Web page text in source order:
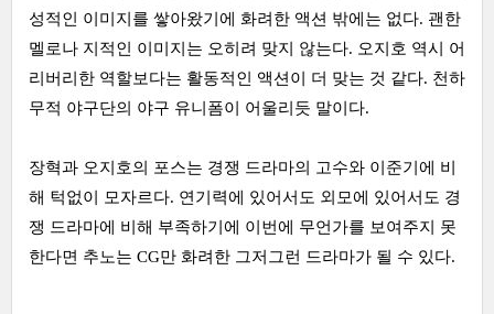
성적인 이미지를 쌓아왔기에 화려한 액션 밖에는 없다. 괜한
멜로나 지적인 이미지는 오히려 맞지 않는다. 오지호 역시 어
리버리한 역할보다는 활동적인 액션이 더 맞는 것 같다. 천하
무적 야구단의 야구 유니폼이 어울리듯 말이다.
장혁과 오지호의 포스는 경쟁 드라마의 고수와 이준기에 비
해 턱없이 모자르다. 연기력에 있어서도 외모에 있어서도 경
쟁 드라마에 비해 부족하기에 이번에 무언가를 보여주지 못
한다면 추노는 CG만 화려한 그저그런 드라마가 될 수 있다.